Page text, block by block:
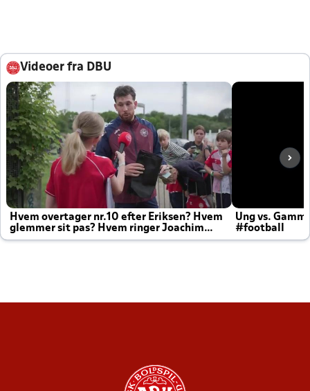
Videoer fra DBU
Hvem overtager nr.10 efter Eriksen? Hvem
glemmer sit pas? Hvem ringer Joachim
altid til efter kampe?
Ung vs.
#football